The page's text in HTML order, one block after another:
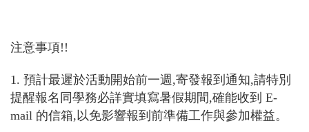
注意事項!!
1. 預計最遲於活動開始前一週 ,寄發報到通知,請特別
提醒報名同學務必詳實填寫暑假期間,確能收到 E-
mail 的信箱, 以免影響報到前準備工作與參加權益。